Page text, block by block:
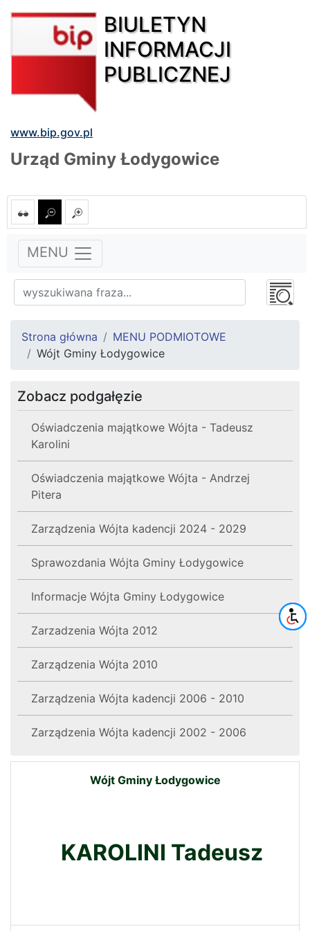
BIULETYN
INFORMACJI
PUBLICZNEJ
www.bip.gov.pl
Urząd Gminy Łodygowice
MENU
Strona główna
MENU PODMIOTOWE
Wójt Gminy Łodygowice
Zobacz podgałęzie
Oświadczenia majątkowe Wójta - Tadeusz
Karolini
Oświadczenia majątkowe Wójta - Andrzej
Pitera
Zarządzenia Wójta kadencji 2024 - 2029
Sprawozdania Wójta Gminy Łodygowice
Informacje Wójta Gminy Łodygowice
Zarzadzenia Wójta 2012
Zarządzenia Wójta 2010
Zarządzenia Wójta kadencji 2006 - 2010
Zarządzenia Wójta kadencji 2002 - 2006
Wójt Gminy Łodygowice
KAROLINI Tadeusz